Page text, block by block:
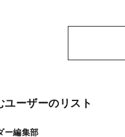
ユーザーのリスト
ー編集部